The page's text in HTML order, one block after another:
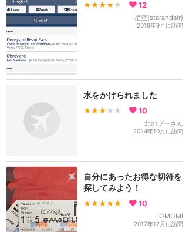
★★★★ ★ 12
星空(starandair)
2018年9月に訪問
水をかけられました
★★★ ★★ 10
北のプーさん
2024年10月に訪問
自分にあったお得な切符を
探してみよう！
★★★★★ 10
TOMOMI
2017年12月に訪問